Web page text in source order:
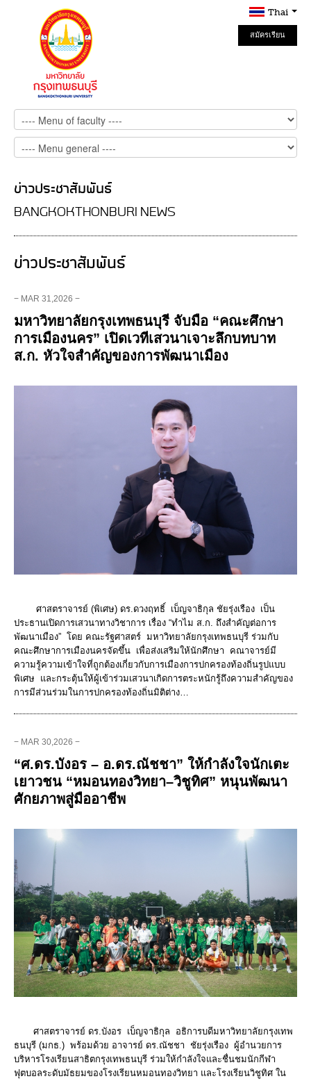
Thai
สมัครเรียน
Online
ข่าวประชาสัมพันธ์
BANGKOKTHONBURI NEWS
ข่าวประชาสัมพันธ์
− MAR 31,2026 −
มหาวิทยาลัยกรุงเทพธนบุรี จับมือ “คณะศึกษา
การเมืองนคร” เปิดเวทีเสวนาเจาะลึกบทบาท
ส.ก. หัวใจสำคัญของการพัฒนาเมือง
ศาสตราจารย์ (พิเศษ) ดร.ดวงฤทธิ์ เบ็ญจาธิกุล ชัยรุ่งเรือง เป็น
ประธานเปิดการเสวนาทางวิชาการ เรื่อง “ทำไม ส.ก. ถึงสำคัญต่อการ
พัฒนาเมือง” โดย คณะรัฐศาสตร์ มหาวิทยาลัยกรุงเทพธนบุรี ร่วมกับ
คณะศึกษาการเมืองนครจัดขึ้น เพื่อส่งเสริมให้นักศึกษา คณาจารย์มี
ความรู้ความเข้าใจที่ถูกต้องเกี่ยวกับการเมืองการปกครองท้องถิ่นรูปแบบ
พิเศษ และกระตุ้นให้ผู้เข้าร่วมเสวนาเกิดการตระหนักรู้ถึงความสำคัญของ
การมีส่วนร่วมในการปกครองท้องถิ่นมิติต่าง…
− MAR 30,2026 −
“ศ.ดร.บังอร – อ.ดร.ณัชชา” ให้กำลังใจนักเตะ
เยาวชน “หมอนทองวิทยา–วิชูทิศ” หนุนพัฒนา
ศักยภาพสู่มืออาชีพ
ศาสตราจารย์ ดร.บังอร เบ็ญจาธิกุล อธิการบดีมหาวิทยาลัยกรุงเทพ
ธนบุรี (มกธ.) พร้อมด้วย อาจารย์ ดร.ณัชชา ชัยรุ่งเรือง ผู้อำนวยการ
บริหารโรงเรียนสาธิตกรุงเทพธนบุรี ร่วมให้กำลังใจและชื่นชมนักกีฬา
ฟุตบอลระดับมัธยมของโรงเรียนหมอนทองวิทยา และโรงเรียนวิชูทิศ ใน